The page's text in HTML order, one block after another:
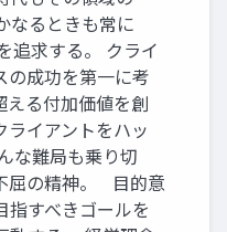
るときも常に
追求する。 クライ
の成功を第一に考
る付加価値を創
ライアントをハッ
な難局も乗り切
屈の精神。 目的意
指すべきゴールを